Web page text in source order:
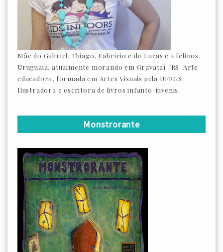
Mãe do Gabriel, Thiago, Fabrício e do Lucas e 2 felinos.
Uruguaia, atualmente morando em Gravataí -RS. Arte-
educadora, formada em Artes Visuais pela UFRGS.
Ilustradora e escritora de livros infanto-juvenis.
Monstrorante